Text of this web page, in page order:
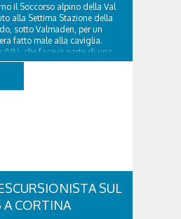
il Soccorso alpino della Val
alla Settima Stazione della
sotto Valmaden, per un
fatto male alla caviglia.
(VA), che faceva parte di una
un trauma...
SUL
A CORTINA